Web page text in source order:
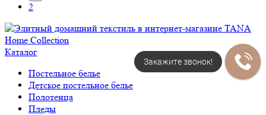
2
Каталог
Постельное белье
Детское постельное белье
Полотенца
Пледы
Закажите звонок!